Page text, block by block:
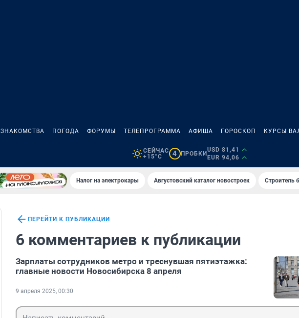
ЗНАКОМСТВА ПОГОДА ФОРУМЫ ТЕЛЕПРОГРАММА АФИША ГОРОСКОП КУРСЫ
СЕЙЧАС
+15°C
4 ПРОБКИ
USD 81,41
EUR 94,06
Налог на электрокары Августовский каталог новостроек Строитель
ПЕРЕЙТИ К ПУБЛИКАЦИИ
6 комментариев к публикации
Зарплаты сотрудников метро и треснувшая пятиэтажка:
главные новости Новосибирска 8 апреля
9 апреля 2025, 00:30